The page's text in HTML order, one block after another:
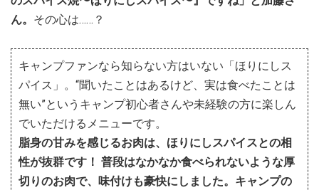
ん。 その心は……？
キャンプファンなら知らない方はいない「ほりにしス
パイス」。“聞いたことはあるけど、実は食べたことは
無い”というキャンプ初心者さんや未経験の方に楽しん
でいただけるメニューです。
脂身の甘みを感じるお肉は、ほりにしスパイスとの相
性が抜群です！ 普段はなかなか食べられないような厚
切りのお肉で、味付けも豪快にしました。キャンプの